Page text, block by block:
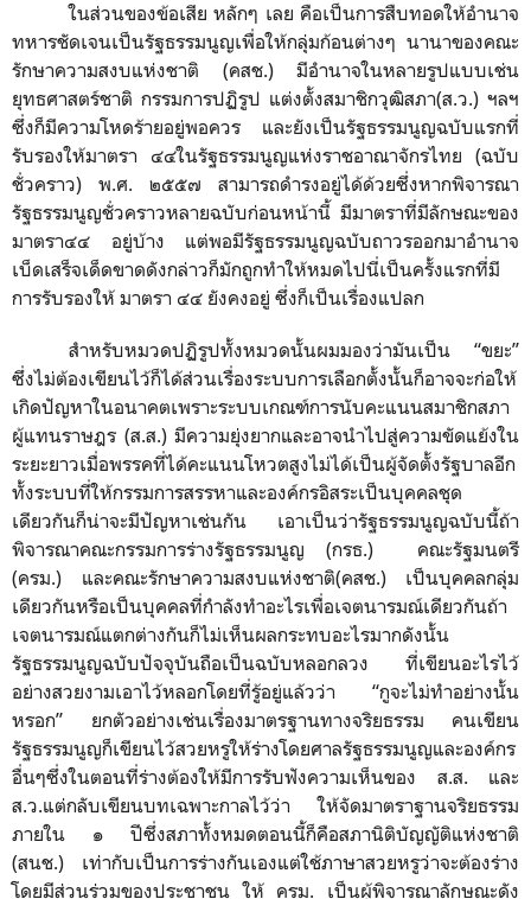
ในส่วนของข้อเสีย หลักๆ เลย คือเป็นการสืบทอดให้อำนาจ
ทหารชัดเจนเป็นรัฐธรรมนูญเพื่อให้กลุ่มก้อนต่างๆ นานาของคณะ
รักษาความสงบแห่งชาติ (คสช.) มีอำนาจในหลายรูปแบบเช่น
ยุทธศาสตร์ชาติ กรรมการปฏิรูป แต่งตั้งสมาชิกวุฒิสภา(ส.ว.) ฯลฯ
ซึ่งก็มีความโหดร้ายอยู่พอควร และยังเป็นรัฐธรรมนูญฉบับแรกที่
รับรองให้มาตรา ๔๔ในรัฐธรรมนูญแห่งราชอาณาจักรไทย (ฉบับ
ชั่วคราว) พ.ศ. ๒๕๕๗ สามารถดำรงอยู่ได้ด้วยซึ่งหากพิจารณา
รัฐธรรมนูญชั่วคราวหลายฉบับก่อนหน้านี้ มีมาตราที่มีลักษณะของ
มาตรา๔๔ อยู่บ้าง แต่พอมีรัฐธรรมนูญฉบับถาวรออกมาอำนาจ
เบ็ดเสร็จเด็ดขาดดังกล่าวก็มักถูกทำให้หมดไปนี่เป็นครั้งแรกที่มี
การรับรองให้ มาตรา ๔๔ ยังคงอยู่ ซึ่งก็เป็นเรื่องแปลก
สำหรับหมวดปฏิรูปทั้งหมวดนั้นผมมองว่ามันเป็น “ขยะ”
ซึ่งไม่ต้องเขียนไว้ก็ได้ส่วนเรื่องระบบการเลือกตั้งนั้นก็อาจจะก่อให้
เกิดปัญหาในอนาคตเพราะระบบเกณฑ์การนับคะแนนสมาชิกสภา
ผู้แทนราษฎร (ส.ส.) มีความยุ่งยากและอาจนำไปสู่ความขัดแย้งใน
ระยะยาวเมื่อพรรคที่ได้คะแนนโหวตสูงไม่ได้เป็นผู้จัดตั้งรัฐบาลอีก
ทั้งระบบที่ให้กรรมการสรรหาและองค์กรอิสระเป็นบุคคลชุด
เดียวกันก็น่าจะมีปัญหาเช่นกัน เอาเป็นว่ารัฐธรรมนูญฉบับนี้ถ้า
พิจารณาคณะกรรมการร่างรัฐธรรมนูญ (กรธ.)
คณะรัฐมนตรี
(ครม.) และคณะรักษาความสงบแห่งชาติ(คสช.) เป็นบุคคลกลุ่ม
เดียวกันหรือเป็นบุคคลที่กำลังทำอะไรเพื่อเจตนารมณ์เดียวกันถ้า
เจตนารมณ์แตกต่างกันก็ไม่เห็นผลกระทบอะไรมากดังนั้น
รัฐธรรมนูญฉบับปัจจุบันถือเป็นฉบับหลอกลวง ที่เขียนอะไรไว้
อย่างสวยงามเอาไว้หลอกโดยที่รู้อยู่แล้วว่า “กูจะไม่ทำอย่างนั้น
หรอก” ยกตัวอย่างเช่นเรื่องมาตรฐานทางจริยธรรม คนเขียน
รัฐธรรมนูญก็เขียนไว้สวยหรูให้ร่างโดยศาลรัฐธรรมนูญและองค์กร
อื่นๆซึ่งในตอนที่ร่างต้องให้มีการรับฟังความเห็นของ ส.ส. และ
ส.ว.แต่กลับเขียนบทเฉพาะกาลไว้ว่า ให้จัดมาตราฐานจริยธรรม
ภายใน ๑ ปีซึ่งสภาทั้งหมดตอนนี้ก็คือสภานิติบัญญัติแห่งชาติ
(สนช.) เท่ากับเป็นการร่างกันเองแต่ใช้ภาษาสวยหรูว่าจะต้องร่าง
โดยมีส่วนร่วมของประชาชน ให้ ครม. เป็นผู้พิจารณาลักษณะดัง